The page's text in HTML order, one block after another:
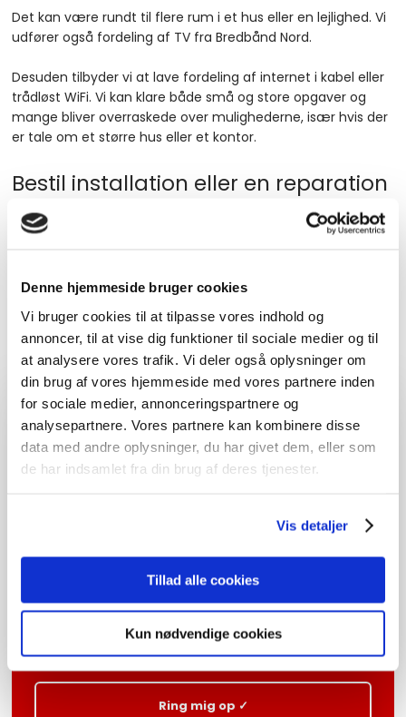
Denne hjemmeside bruger cookies
Vi bruger cookies til at tilpasse vores indhold og
annoncer, til at vise dig funktioner til sociale medier og til
at analysere vores trafik. Vi deler også oplysninger om
din brug af vores hjemmeside med vores partnere inden
for sociale medier, annonceringspartnere og
analysepartnere. Vores partnere kan kombinere disse
data med andre oplysninger, du har givet dem, eller som
de har indsamlet fra din brug af deres tjenester.
Vis detaljer
Tillad alle cookies
Kun nødvendige cookies
Det kan være rundt til flere rum i et hus eller en lejlighed. Vi
udfører også fordeling af TV fra Bredbånd Nord.​
Desuden tilbyder vi at lave fordeling af internet i kabel eller
trådløst WiFi. Vi kan klare både små og store opgaver og
mange bliver overraskede over mulighederne, især hvis der
er tale om et større hus eller et kontor.
Bestil installation eller en reparation
af antenner
mere om opsætning af netværk via kabel eller WiFi,
glæder os til at høre fra dig.
Vil du ringes op?
Vi vender altid hurtigt tilbage.